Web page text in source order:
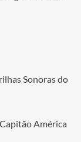
Sonoras do
América